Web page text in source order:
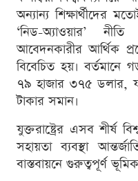
অন্যান্য শিক্ষার্থীদের
‘নিড-অ্যাওয়ার’
আবেদনকারীর আর্থিক
বিবেচিত হয়। বর্তমানে
৭৯ হাজার ৩৭৫ ডলার,
টাকার সমান।
যুক্তরাষ্ট্রের এসব শীর্ষ
সহায়তা ব্যবস্থা
বাস্তবায়নে গুরুত্বপূর্ণ